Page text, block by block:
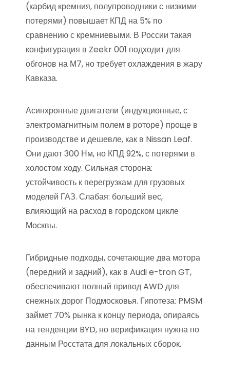
(карбид кремния, полупроводники с низкими
потерями) повышает КПД на 5% по
сравнению с кремниевыми. В России такая
конфигурация в Zeekr 001 подходит для
обгонов на М7, но требует охлаждения в жару
Кавказа.
Асинхронные двигатели (индукционные, с
электромагнитным полем в роторе) проще в
производстве и дешевле, как в Nissan Leaf.
Они дают 300 Нм, но КПД 92%, с потерями в
холостом ходу. Сильная сторона:
устойчивость к перегрузкам для грузовых
моделей ГАЗ. Слабая: больший вес,
влияющий на расход в городском цикле
Москвы.
Гибридные подходы, сочетающие два мотора
(передний и задний), как в Audi e-tron GT,
обеспечивают полный привод AWD для
снежных дорог Подмосковья. Гипотеза: PMSM
займет 70% рынка к концу периода, опираясь
на тенденции BYD, но верификация нужна по
данным Росстата для локальных сборок.